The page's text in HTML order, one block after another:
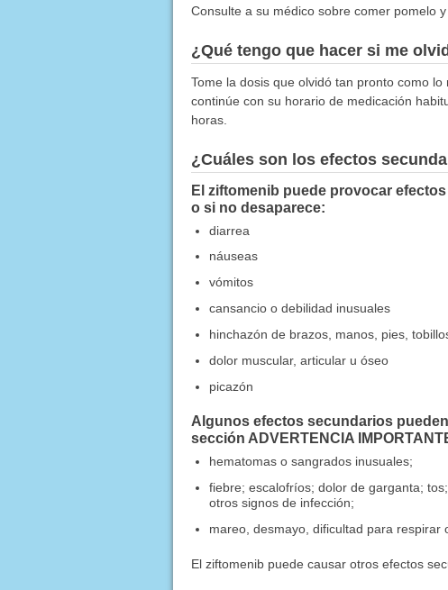
Consulte a su médico sobre comer pomelo
¿Qué tengo que hacer si me
Tome la dosis que olvidó tan pronto como
continúe con su horario de medicación
horas.
¿Cuáles son los efectos
El ziftomenib puede provocar
o si no desaparece:
diarrea
náuseas
vómitos
cansancio o debilidad inusuales
hinchazón de brazos, manos, pies,
dolor muscular, articular u óseo
picazón
Algunos efectos secundarios
sección ADVERTENCIA
hematomas o sangrados inusuales;
fiebre; escalofríos; dolor de garganta;
otros signos de infección;
mareo, desmayo, dificultad para
El ziftomenib puede causar otros efectos